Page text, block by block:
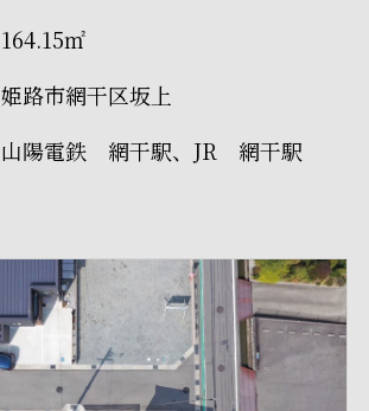
164.15㎡
姫路市網干区坂上
山陽電鉄 網干駅、JR 網干駅